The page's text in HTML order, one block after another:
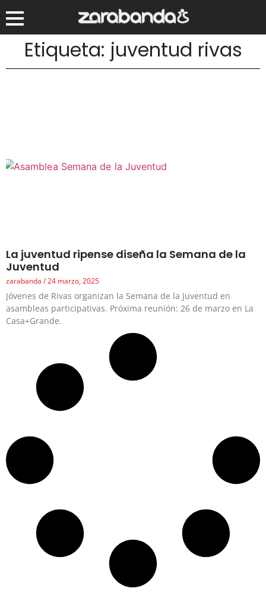
Etiqueta: juventud rivas
La juventud ripense diseña la Semana de la
Juventud
zarabanda 24 marzo, 2025
Jóvenes de Rivas organizan la Semana de la Juventud en
asambleas participativas. Próxima reunión: 26 de marzo en La
Casa+Grande.